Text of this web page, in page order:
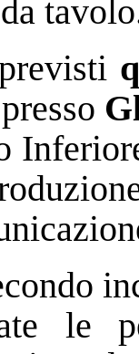
presso
le